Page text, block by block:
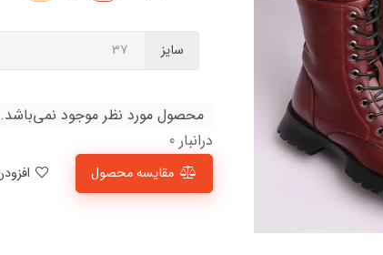
سایز
محصول مورد نظر موجود نمی‌باشد.
درانبار 0
مقایسه محصول